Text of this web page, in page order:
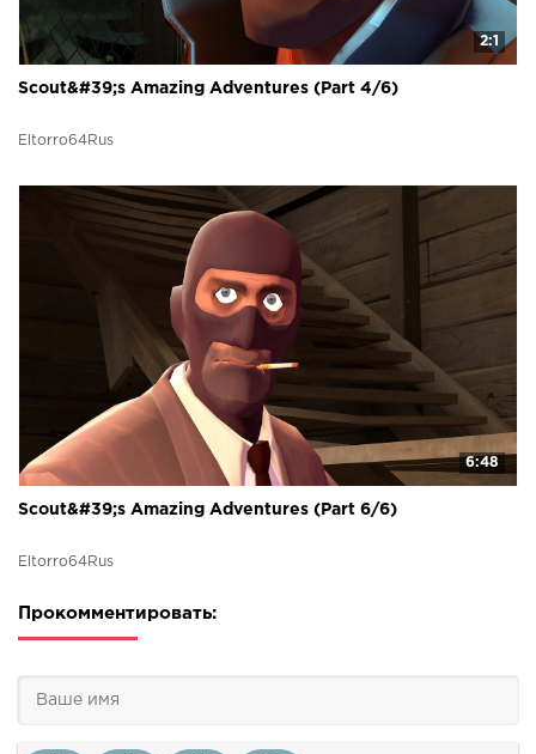
2:1
Scout&#39;s Amazing Adventures (Part 4/6)
Eltorro64Rus
6:48
Scout&#39;s Amazing Adventures (Part 6/6)
Eltorro64Rus
Прокомментировать: